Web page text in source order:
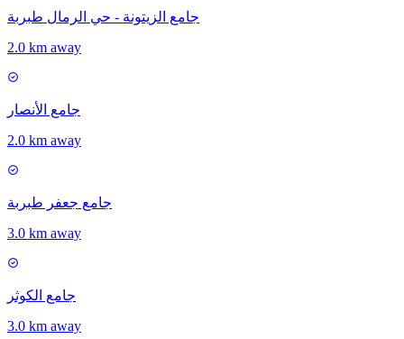
جامع الزيتونة - حي الرمال طبربة
2.0 km away
جامع الأنصار
2.0 km away
جامع جعفر طبربة
3.0 km away
جامع الكوثر
3.0 km away